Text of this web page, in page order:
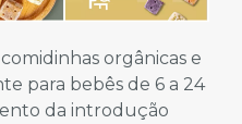
orgânicas e
para bebês de 6 a 24
da introdução